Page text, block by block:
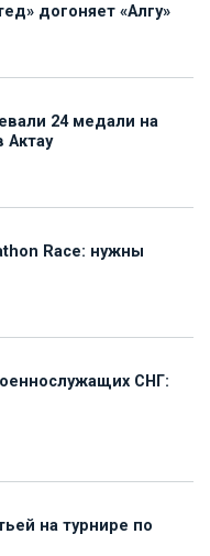
догоняет «Алгу»
24 медали на
Актау
Race: нужны
СНГ:
на турнире по